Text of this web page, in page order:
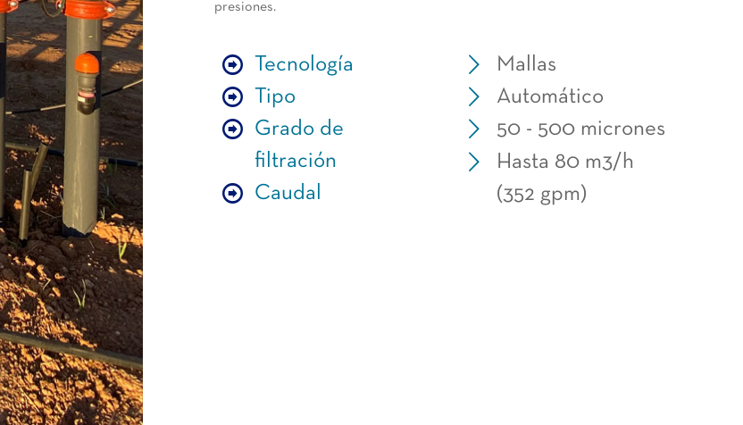
presiones.
Tecnología
Tipo
Grado de
filtración
Caudal
Mallas
Automático
50 - 500 micrones
Hasta 80 m3/h
(352 gpm)